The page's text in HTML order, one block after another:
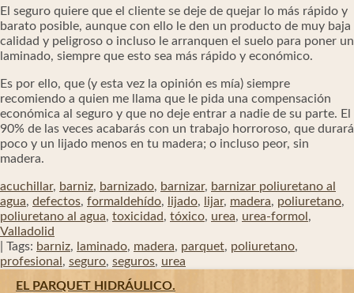
El seguro quiere que el cliente se deje de quejar lo más rápido y
barato posible, aunque con ello le den un producto de muy baja
calidad y peligroso o incluso le arranquen el suelo para poner un
laminado, siempre que esto sea más rápido y económico.
Es por ello, que (y esta vez la opinión es mía) siempre
recomiendo a quien me llama que le pida una compensación
económica al seguro y que no deje entrar a nadie de su parte. El
90% de las veces acabarás con un trabajo horroroso, que durará
poco y un lijado menos en tu madera; o incluso peor, sin
madera.
acuchillar, barniz, barnizado, barnizar, barnizar poliuretano al
agua, defectos, formaldehído, lijado, lijar, madera, poliuretano,
poliuretano al agua, toxicidad, tóxico, urea, urea-formol ,
Valladolid
| Tags: barniz, laminado, madera, parquet, poliuretano,
profesional , seguro, seguros, urea
Navegación
EL PARQUET HIDRÁULICO.